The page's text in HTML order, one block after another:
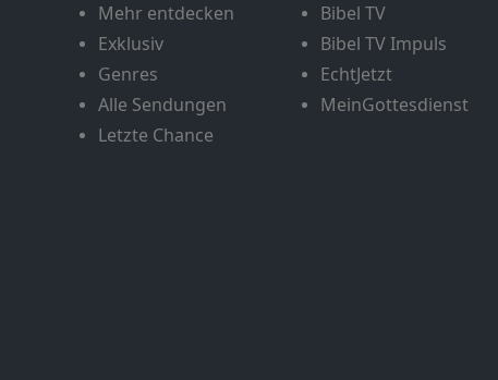
Mehr entdecken
Exklusiv
Genres
Alle Sendungen
Letzte Chance
Bibel TV
Bibel TV Impuls
EchtJetzt
MeinGottesdienst